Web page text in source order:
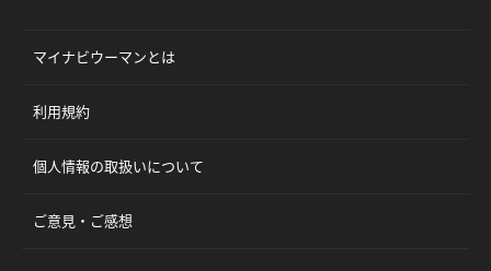
マイナビウーマンとは
利用規約
個人情報の取扱いについて
ご意見・ご感想